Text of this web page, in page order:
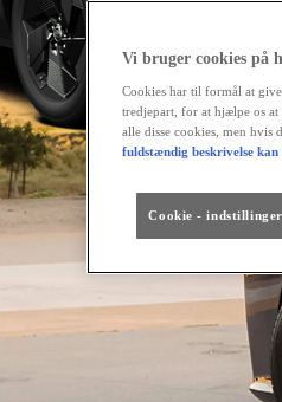
Vi bruger cookies på
Cookies har til formål at
tredjepart, for at hjælpe os
alle disse cookies, men
fuldstændig beskrivelse
Cookie - indstillinger